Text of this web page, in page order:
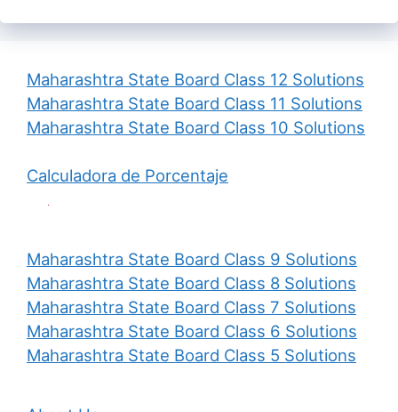
Maharashtra State Board Class 12 Solutions
Maharashtra State Board Class 11 Solutions
Maharashtra State Board Class 10 Solutions
Calculadora de Porcentaje
Maharashtra State Board Class 9 Solutions
Maharashtra State Board Class 8 Solutions
Maharashtra State Board Class 7 Solutions
Maharashtra State Board Class 6 Solutions
Maharashtra State Board Class 5 Solutions